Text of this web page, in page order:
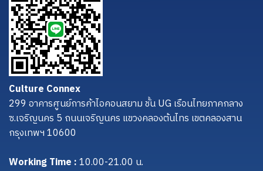
Culture Connex
299 อาคารศูนย์การค้าไอคอนสยาม ชั้น UG เรือนไทยภาคกลาง
ซ.เจริญนคร 5 ถนนเจริญนคร แขวงคลองต้นไทร เขตคลองสาน
กรุงเทพฯ 10600
Working Time :10.00-21.00 น.